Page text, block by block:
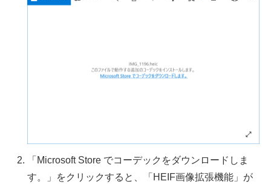
「Microsoft Store でコーデックをダウンロードしま
す。」をクリックすると、「HEIF画像拡張機能」が